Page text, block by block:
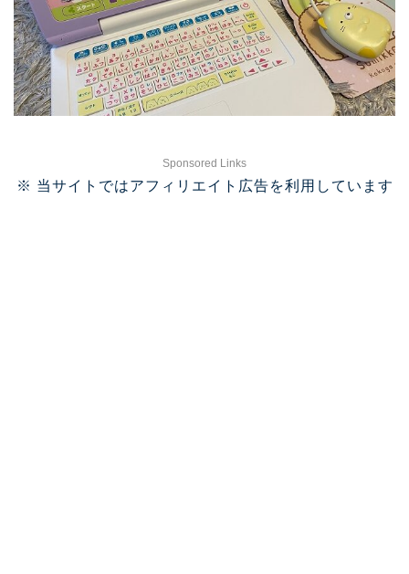
Sponsored Links
※ 当サイトではアフィリエイト広告を利用しています